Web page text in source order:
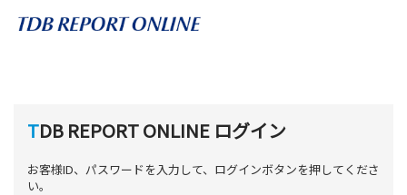
TDB REPORT ONLINE ログイン
お客様ID、パスワードを入力して、ログインボタンを押してくださ
い。